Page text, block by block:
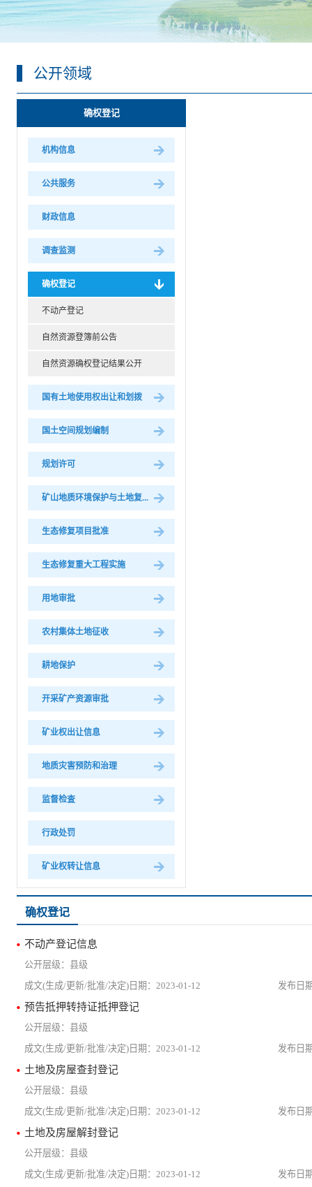
公开领域
确权登记
机构信息
公共服务
财政信息
调查监测
确权登记
不动产登记
自然资源登簿前公告
自然资源确权登记结果公开
国有土地使用权出让和划拨
国土空间规划编制
规划许可
矿山地质环境保护与土地复...
生态修复项目批准
生态修复重大工程实施
用地审批
农村集体土地征收
耕地保护
开采矿产资源审批
矿业权出让信息
地质灾害预防和治理
监督检査
行政处罚
矿业权转让信息
确权登记
不动产登记信息
县级
2023-01-12
预告抵押转持证抵押登记
县级
2023-01-12
土地及房屋查封登记
县级
2023-01-12
土地及房屋解封登记
县级
2023-01-12